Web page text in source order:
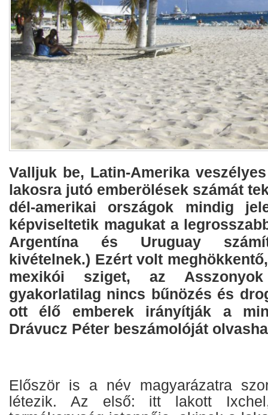
Valljuk be, Latin-Amerika
lakosra jutó emberölések számát
dél-amerikai országok mindig
képviseltetik magukat a
Argentína és Uruguay
kivételnek.) Ezért volt
mexikói sziget, az
gyakorlatilag nincs bűnözés és
ott élő emberek irányítják a
Drávucz Péter beszámolóját
Először is a név magyarázatra
létezik. Az első: itt lakott